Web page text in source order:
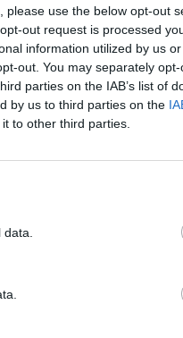
use the below opt-out
out request is processed
information utilized by us
out. You may separately
parties on the IAB’s list of
by us to third parties on the
to other third parties.
Så många är
Norrtälje
comeback – tar
Norrtälje – allt
väljer